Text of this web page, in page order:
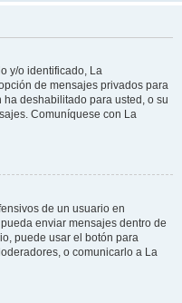
y/o identificado, La
de mensajes privados para
deshabilitado para usted, o su
Comuníquese con La
de un usuario en
enviar mensajes dentro de
puede usar el botón para
o comunicarlo a La